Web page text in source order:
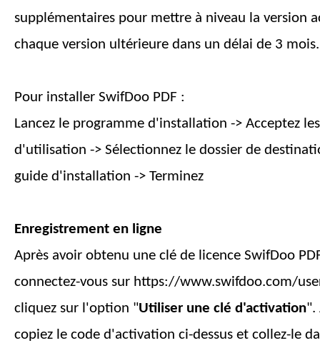
supplémentaires pour mettre à niveau la version
chaque version ultérieure dans un délai de 3 mois.
Pour installer SwifDoo PDF :
Lancez le programme d'installation -> Acceptez
d'utilisation -> Sélectionnez le dossier de
guide d'installation -> Terminez
Enregistrement en ligne
Après avoir obtenu une clé de licence SwifDoo
connectez-vous sur https://www.swifdoo.com/
cliquez sur l'option "Utiliser une clé d'activation".
copiez le code d'activation ci-dessus et collez-le